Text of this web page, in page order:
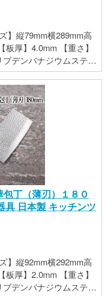
】縦79mm横289mm高
厚】4.0mm 【重さ】
デンバナジウムステン
強化木 ・鋲：ステン
MADE IN JAPAN
丁（薄刃）１８０
具 日本製 キッチンツ
】縦92mm横292mm高
厚】2.0mm 【重さ】
デンバナジウムステン